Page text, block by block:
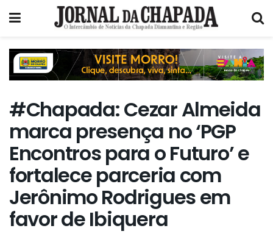
#Chapada: Cezar Almeida
marca presença no ‘PGP
Encontros para o Futuro’ e
fortalece parceria com
Jerônimo Rodrigues em
favor de Ibiquera